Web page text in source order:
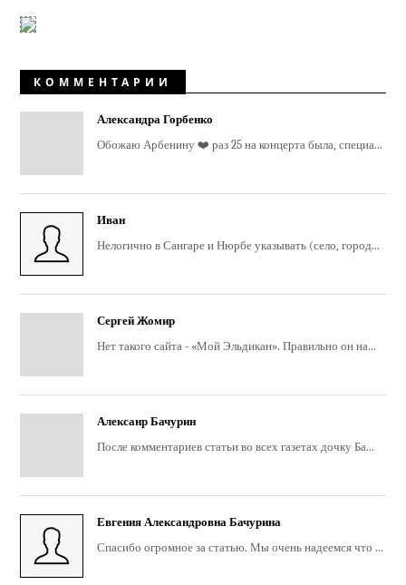
КОММЕНТАРИИ
Александра Горбенко
Обожаю Арбенину ❤️ раз 25 на концерта была, специа...
Иван
Нелогично в Сангаре и Нюрбе указывать (село, город...
Сергей Жомир
Нет такого сайта - «Мой Эльдикан». Правильно он на...
Алексанр Бачурин
После комментариев статьи во всех газетах дочку Ба...
Евгения Александровна Бачурина
Спасибо огромное за статью. Мы очень надеемся что ...